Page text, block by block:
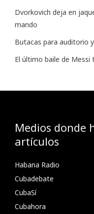
Dvorkovich deja en
mando
Butacas para auditorio
El último baile de Messi
Medios donde
artículos
Habana Radio
Cubadebate
CubaSí
Cubahora